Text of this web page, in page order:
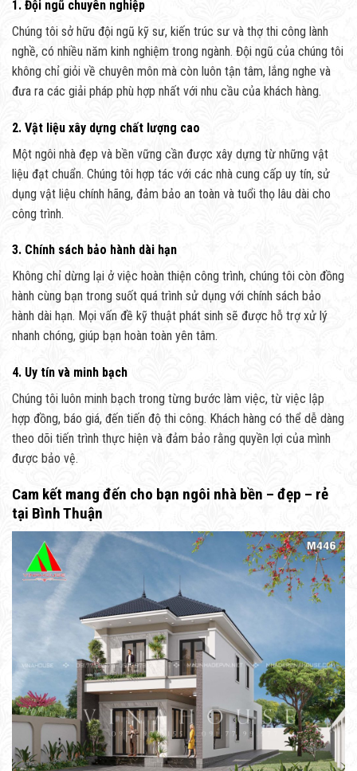
1. Đội ngũ chuyên nghiệp
Chúng tôi sở hữu đội ngũ kỹ sư, kiến trúc sư và thợ thi công lành
nghề, có nhiều năm kinh nghiệm trong ngành. Đội ngũ của chúng tôi
không chỉ giỏi về chuyên môn mà còn luôn tận tâm, lắng nghe và
đưa ra các giải pháp phù hợp nhất với nhu cầu của khách hàng.
2. Vật liệu xây dựng chất lượng cao
Một ngôi nhà đẹp và bền vững cần được xây dựng từ những vật
liệu đạt chuẩn. Chúng tôi hợp tác với các nhà cung cấp uy tín, sử
dụng vật liệu chính hãng, đảm bảo an toàn và tuổi thọ lâu dài cho
công trình.
3. Chính sách bảo hành dài hạn
Không chỉ dừng lại ở việc hoàn thiện công trình, chúng tôi còn đồng
hành cùng bạn trong suốt quá trình sử dụng với chính sách bảo
hành dài hạn. Mọi vấn đề kỹ thuật phát sinh sẽ được hỗ trợ xử lý
nhanh chóng, giúp bạn hoàn toàn yên tâm.
4. Uy tín và minh bạch
Chúng tôi luôn minh bạch trong từng bước làm việc, từ việc lập
hợp đồng, báo giá, đến tiến độ thi công. Khách hàng có thể dễ dàng
theo dõi tiến trình thực hiện và đảm bảo rằng quyền lợi của mình
được bảo vệ.
Cam kết mang đến cho bạn ngôi nhà bền – đẹp – rẻ
tại Bình Thuận